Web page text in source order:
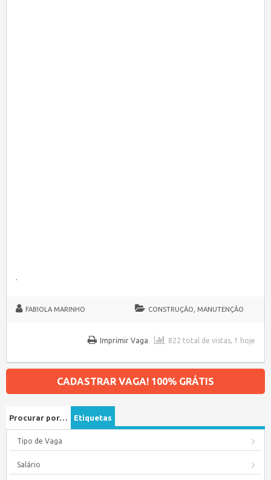
.
FABIOLA MARINHO CONSTRUÇÃO, MANUTENÇÃO
822 total de vistas, 1 hoje
Imprimir Vaga
CADASTRAR VAGA! 100% GRÁTIS
Procurar por… Etiquetas
Tipo de Vaga
Salário